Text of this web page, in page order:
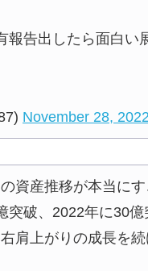
報告出したら面白い
November 28, 2022
資産推移が本当に
破、2022年に30億
肩上がりの成長を